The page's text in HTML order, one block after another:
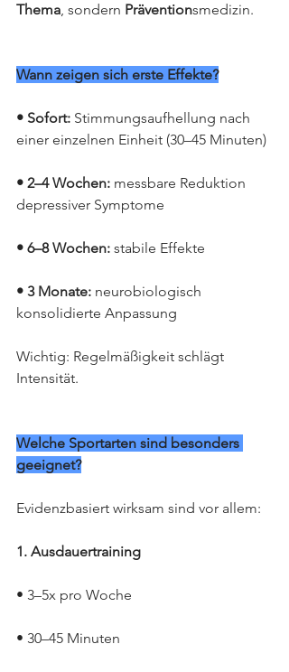
Thema, sondern Präventionsmedizin.
Wann zeigen sich erste Effekte?
• Sofort: Stimmungsaufhellung nach
einer einzelnen Einheit (30–45 Minuten)
• 2–4 Wochen: messbare Reduktion
depressiver Symptome
• 6–8 Wochen: stabile Effekte
• 3 Monate: neurobiologisch
konsolidierte Anpassung
Wichtig: Regelmäßigkeit schlägt
Intensität.
Welche Sportarten sind besonders
geeignet?
Evidenzbasiert wirksam sind vor allem:
1. Ausdauertraining
• 3–5x pro Woche
• 30–45 Minuten